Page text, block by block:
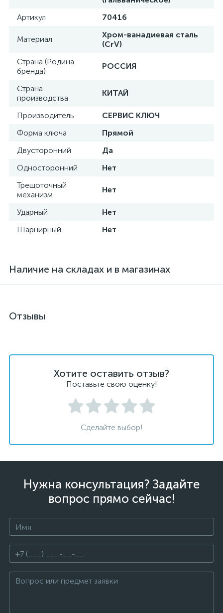
Артикул
70416
Материал
Хром-ванадиевая сталь
(CrV)
Страна (Родина
бренда)
РОССИЯ
Страна
производства
КИТАЙ
Производитель
СЕРВИС КЛЮЧ
Форма ключа
Прямой
Двусторонний
Да
Односторонний
Нет
Трещоточный
механизм
Нет
Ударный
Нет
Шарнирный
Нет
Наличие на складах и в магазинах
Отзывы
Хотите оставить отзыв?
Поставьте свою оценку!
Сделайте выбор!
Нужна консультация? Задайте
вопрос прямо сейчас!